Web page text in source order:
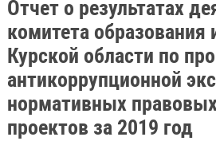
Отчет о результатах
комитета образования
Курской области по
антикоррупционной
нормативных
проектов за 2019 год